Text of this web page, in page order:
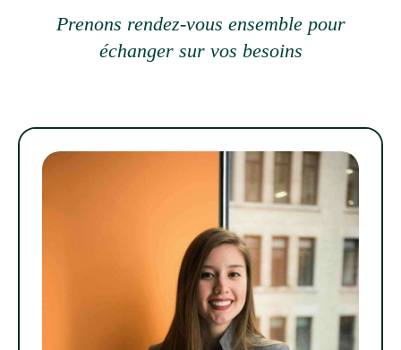
Prenons rendez-vous ensemble pour
échanger sur vos besoins